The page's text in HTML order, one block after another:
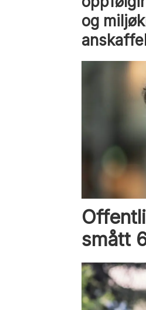
og
smått